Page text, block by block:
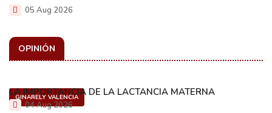
05 Aug 2026
OPINIÓN
GINARELY VALENCIA
LA IMPORTANCIA DE LA LACTANCIA MATERNA
04 Aug 2026